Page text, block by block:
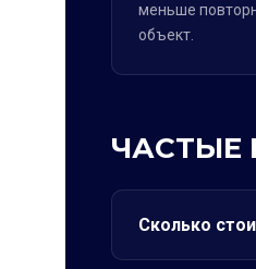
меньше
объект.
ЧАСТЫЕ
Сколько